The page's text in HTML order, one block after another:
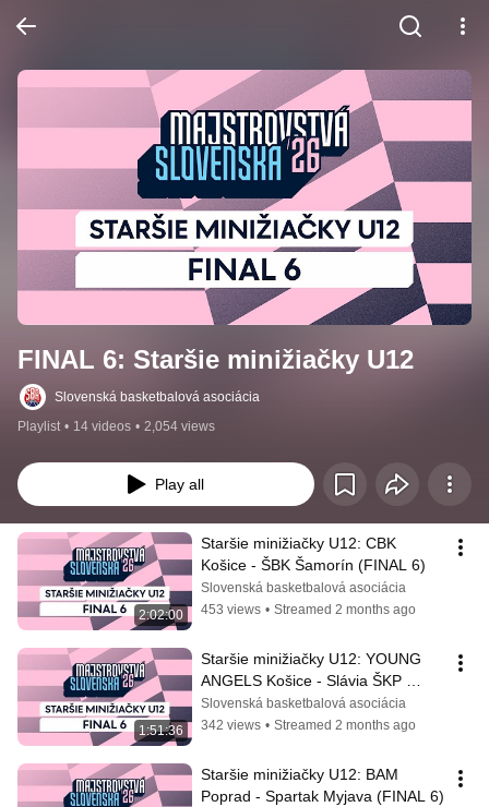
FINAL 6: Staršie minižiačky U12
Slovenská basketbalová asociácia
Playlist • 14 videos • 2,054 views
Play all
2:02:00
Staršie minižiačky U12: CBK
Košice - ŠBK Šamorín (FINAL 6)
Slovenská basketbalová asociácia
453 views • Streamed 2 months ago
1:51:36
Staršie minižiačky U12: YOUNG
ANGELS Košice - Slávia ŠKP
Banská Bystrica - mládež (FINAL
6)
Slovenská basketbalová asociácia
342 views • Streamed 2 months ago
Staršie minižiačky U12: BAM
Poprad - Spartak Myjava (FINAL 6)